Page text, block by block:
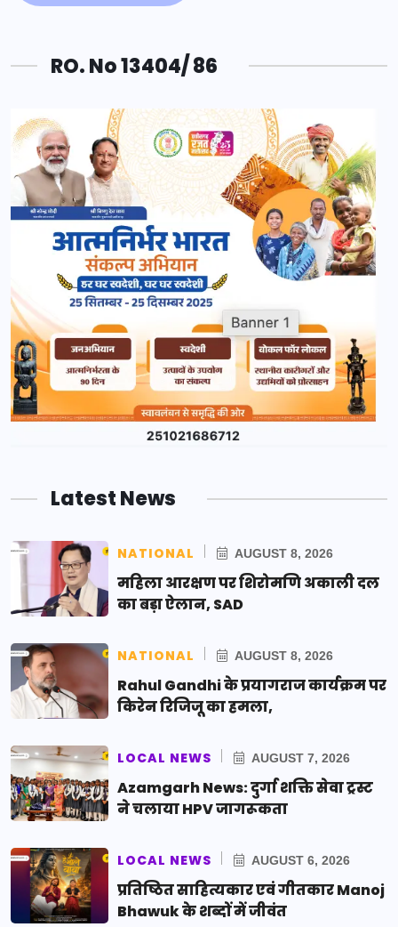
RO. No 13404/ 86
Latest News
NATIONAL AUGUST 8, 2026
महिला आरक्षण पर शिरोमणि अकाली दल
का बड़ा ऐलान, SAD
NATIONAL AUGUST 8, 2026
Rahul Gandhi के प्रयागराज कार्यक्रम पर
किरेन रिजिजू का हमला,
LOCAL NEWS AUGUST 7, 2026
Azamgarh News: दुर्गा शक्ति सेवा ट्रस्ट
ने चलाया HPV जागरूकता
LOCAL NEWS AUGUST 6, 2026
प्रतिष्ठित साहित्यकार एवं गीतकार Manoj
Bhawuk के शब्दों में जीवंत